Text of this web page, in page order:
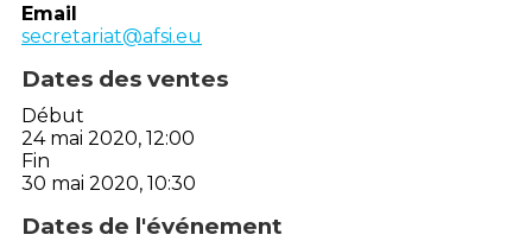
Email
secretariat@afsi.eu
Dates des ventes
Début
24 mai 2020, 12:00
Fin
30 mai 2020, 10:30
Dates de l'événement